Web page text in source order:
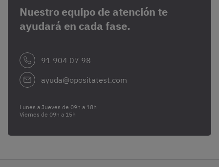
Nuestro equipo de atención te
ayudará en cada fase.
91 904 07 98
ayuda@opositatest.com
Lunes a Jueves de 09h a 18h
Viernes de 09h a 15h